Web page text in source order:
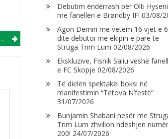
Debutim ëndërrash për Olti
me fanellën e Brøndby IF! 03/08/
Agon Demiri me vetëm 16 vjet e 6
ditë debutoi me ekipin e parë të
Struga Trim Lum 02/08/2026
Ekskluzive, Fisnik Saliu veshë
e FC Skopje 02/08/2026
Të dielën spektakël boksi në
manifestimin “Tetova N’festë”
31/07/2026
Bunjamin Shabani nesër me
Trim Lum zhvillon ndeshjen numër
200! 24/07/2026